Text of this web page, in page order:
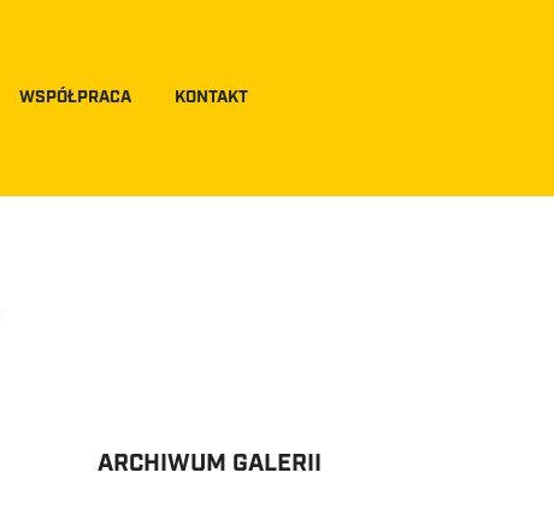
WSPÓŁPRACA KONTAKT
ARCHIWUM GALERII